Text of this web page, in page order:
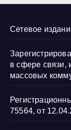
Сетевое
в сфере связи,
массовых
75564, от